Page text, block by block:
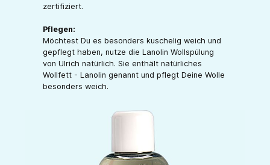
zertifiziert.
Pflegen:
Möchtest Du es besonders kuschelig weich und
gepflegt haben, nutze die Lanolin Wollspülung
von Ulrich natürlich. Sie enthält natürliches
Wollfett - Lanolin genannt und pflegt Deine Wolle
besonders weich.